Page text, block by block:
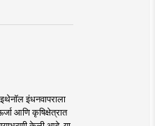
इंधनवापराला
आणि कृषिक्षेत्रात